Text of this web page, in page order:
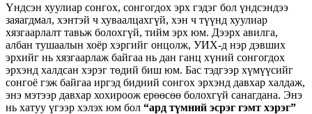
Үндсэн хуулиар сонгох, сонгогдох эрх гэдэг бол үндсэндээ
заяагдмал, хэнтэй ч хуваалцахгүй, хэн ч түүнд хуулиар
хязгаарлалт тавьж болохгүй, тийм эрх юм. Дээрх авилга,
албан тушаалын хоёр хэргийг онцолж, УИХ-д нэр дэвших
эрхийг нь хязгаарлаж байгаа нь дан ганц хүний сонгогдох
эрхэнд халдсан хэрэг төдий биш юм. Бас тэдгээр хүмүүсийг
сонгоё гэж байгаа иргэд бидний сонгох эрхэнд давхар халдаж,
энэ мэтээр давхар хохироож ерөөсөө болохгүй санагдана. Энэ
нь хатуу үгээр хэлэх юм бол “ард түмний эсрэг гэмт хэрэг”